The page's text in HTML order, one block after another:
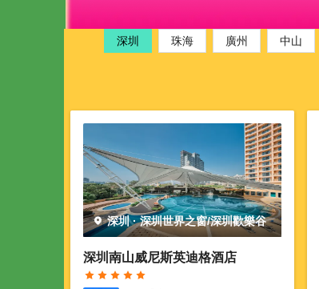
深圳 珠海 廣州 中山
深圳·深圳世界之窗/深圳歡樂谷
深圳南山威尼斯英迪格酒店